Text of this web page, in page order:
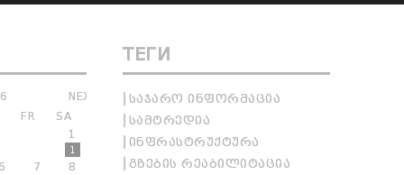
NEXT
FR
SA
1
1
6 7 8
ТЕГИ
ᲡᲐᲯᲐᲠᲝ ᲘᲜᲤᲝᲠᲛᲐᲪᲘᲐ
ᲡᲐᲛᲢᲠᲔᲓᲘᲐ
ᲘᲜᲤᲠᲐᲡᲢᲠᲣᲥᲢᲣᲠᲐ
ᲒᲖᲔᲑᲘᲡ ᲠᲔᲐᲑᲘᲚᲘᲢᲐᲪᲘᲐ